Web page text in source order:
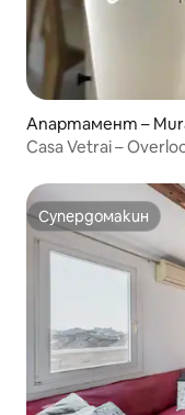
Апартамент –
Casa Vetrai –
Супердомакин
Супердомакин